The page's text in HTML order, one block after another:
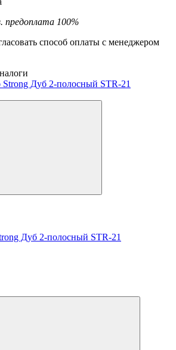
предоплата 100%
способ оплаты с менеджером
Дуб 2-полосный STR-21